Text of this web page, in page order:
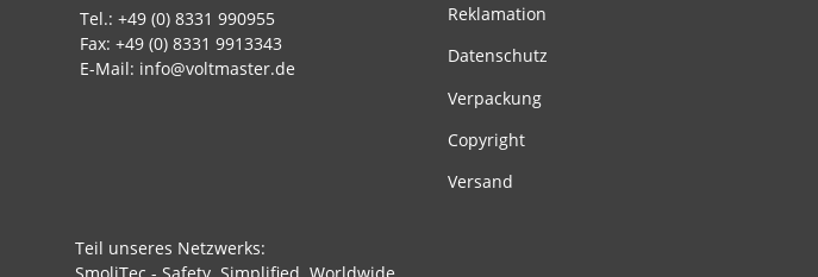
Tel.: +49 (0) 8331 990955
Fax: +49 (0) 8331 9913343
E-Mail: info@voltmaster.de
Reklamation
Datenschutz
Verpackung
Copyright
Versand
Teil unseres Netzwerks: